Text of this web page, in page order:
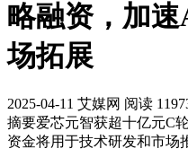
略融资，加
场拓展
2025-04-11 艾媒网 阅读
摘要爱芯元智获超十亿元C
资金将用于技术研发和市场